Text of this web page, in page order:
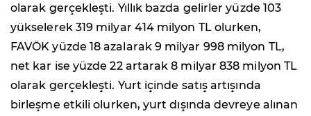
olarak gerçekleşti. Yıllık bazda gelirler yüzde 103
yükselerek 319 milyar 414 milyon TL olurken,
FAVÖK yüzde 18 azalarak 9 milyar 998 milyon TL,
net kar ise yüzde 22 artarak 8 milyar 838 milyon TL
olarak gerçekleşti. Yurt içinde satış artışında
birleşme etkili olurken, yurt dışında devreye alınan